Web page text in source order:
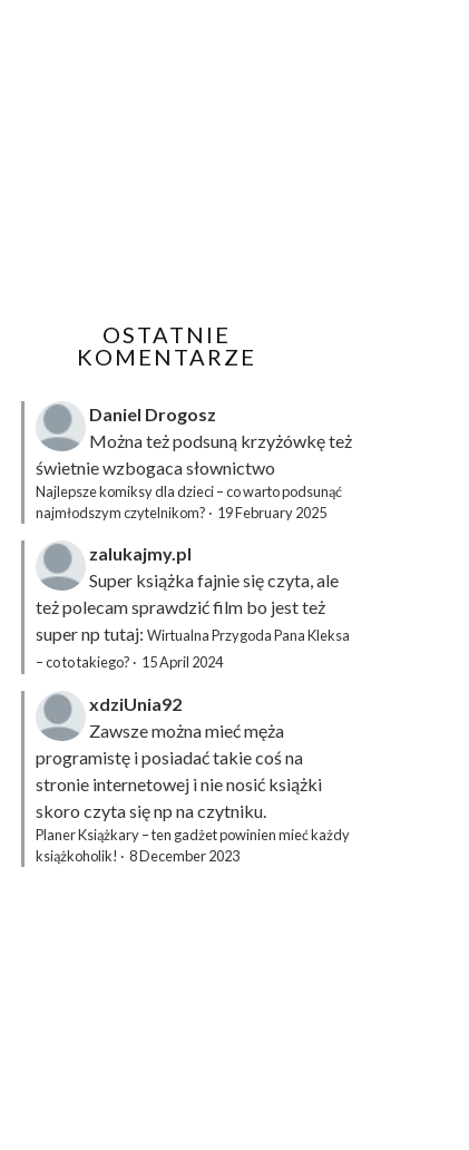
OSTATNIE
KOMENTARZE
Daniel Drogosz
Można też podsuną krzyżówkęteż
świetnie wzbogaca słownictwo
Najlepsze komiksy dla dzieci – co warto podsunąć
najmłodszym czytelnikom? · 19 February 2025
zalukajmy.pl
Super książka fajnie się czyta, ale
też polecam sprawdzić film bo jest też
super np tutaj: Wirtualna Przygoda Pana Kleksa
– co to takiego? · 15 April 2024
xdziUnia92
Zawsze można mieć męża
programistę i posiadać takie coś na
stronie internetowej i nie nosić książki
skoro czyta się np na czytniku.
Planer Książkary – ten gadżet powinien mieć każdy
książkoholik! · 8 December 2023